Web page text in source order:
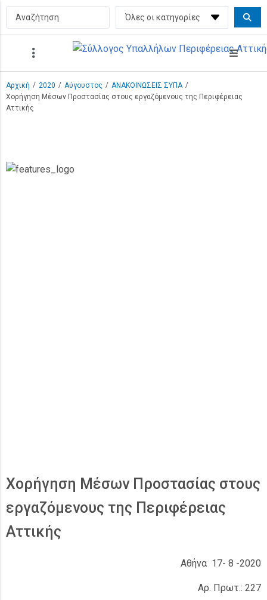
Αρχική / 2020 / Αύγουστος / ΑΝΑΚΟΙΝΩΣΕΙΣ ΣΥΠΑ /
Χορήγηση Μέσων Προστασίας στους εργαζόμενους της Περιφέρειας
Αττικής
Χορήγηση Μέσων Προστασίας στους
εργαζόμενους της Περιφέρειας
Αττικής
Αθήνα 17- 8 -2020
Αρ. Πρωτ.: 227